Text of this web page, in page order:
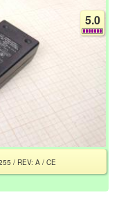
5.0
/ REV: A / CE